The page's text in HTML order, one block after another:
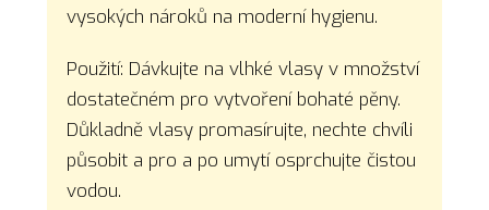
vysokých nároků na moderní hygienu.
Použití: Dávkujte na vlhké vlasy v množství
dostatečném pro vytvoření bohaté pěny.
Důkladně vlasy promasírujte, nechte chvíli
působit a pro a po umytí osprchujte čistou
vodou.